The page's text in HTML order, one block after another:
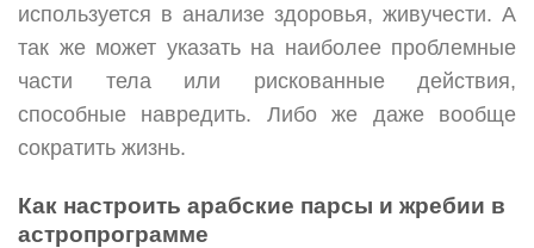
используется в анализе здоровья, живучести. А
так же может указать на наиболее проблемные
части тела или рискованные действия,
способные навредить. Либо же даже вообще
сократить жизнь.
Как настроить арабские парсы и жребии в
астропрограмме